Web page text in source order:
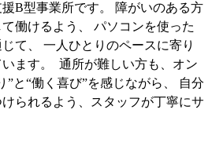
B型事業所です。 障がいのある方
働けるよう、 パソコンを使った
て、 一人ひとりのペースに寄り
ます。  通所が難しい方も、オン
”と“働く喜び”を感じながら、 自分
られるよう、スタッフが丁寧にサ